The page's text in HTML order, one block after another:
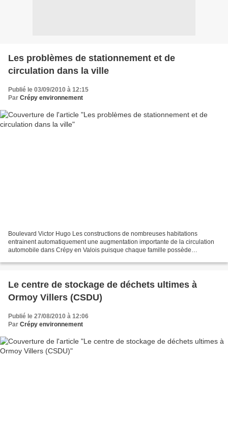
Les problèmes de stationnement et de
circulation dans la ville
Publié le 03/09/2010 à 12:15
Par Crépy environnement
Boulevard Victor Hugo Les constructions de nombreuses habitations
entrainent automatiquement une augmentation importante de la circulation
automobile dans Crépy en Valois puisque chaque famille possède
Le centre de stockage de déchets ultimes à
Ormoy Villers (CSDU)
Publié le 27/08/2010 à 12:06
Par Crépy environnement